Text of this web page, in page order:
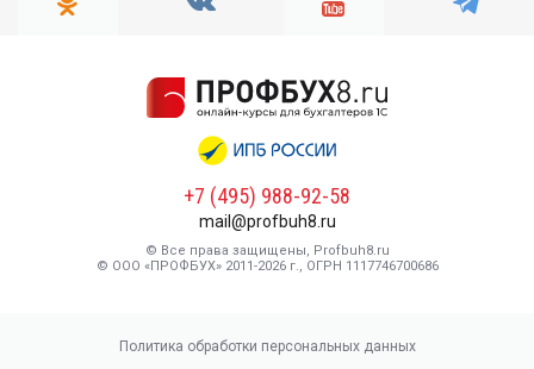
+7 (495) 988-92-58
mail@profbuh8.ru
© Все права защищены, Profbuh8.ru
© ООО «ПРОФБУХ» 2011-2026 г., ОГРН 1117746700686
Политика обработки персональных данных